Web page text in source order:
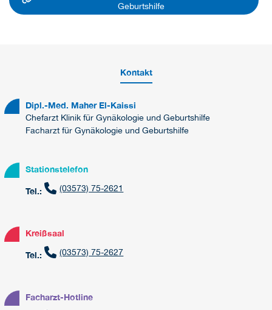
Geburtshilfe
Kontakt
Dipl.-Med. Maher El-Kaissi
Chefarzt Klinik für Gynäkologie und Geburtshilfe
Facharzt für Gynäkologie und Geburtshilfe
Stationstelefon
Tel.: (03573) 75-2621
Kreißsaal
Tel.: (03573) 75-2627
Facharzt-Hotline